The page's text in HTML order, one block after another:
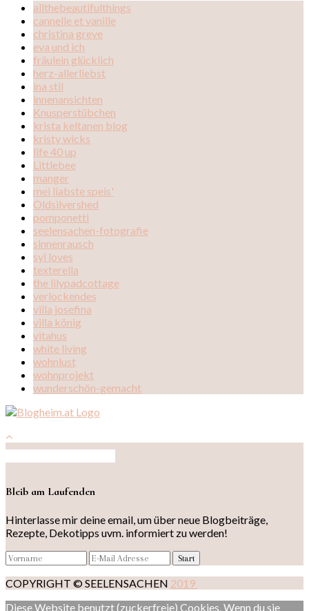
allthebeautifulthings
cannelle et vanille
christina greve
eva und ich
fräulein glücklich
herz-allerliebst
ina stil
innenansichten
Knusperstübchen
krista keltanen blog
kristy wicks
life 40 up
Littlebee
manger
mei liabste speis'
Oldsilvershed
pomponetti
seelensachen-fotografie
sinnenrausch
syl loves
texterella
the lilypadcottage
verlockendes
villa josefina
villa könig
vitahus
white living
wohnlust
wohnprojekt
wunderschön-gemacht
Bleib am Laufenden
Hinterlasse mir deine email, um über neue Blogbeiträge,
Rezepte, Dekotipps uvm. informiert zu werden!
COPYRIGHT © SEELENSACHEN 2019
Diese Website benutzt (zuckerfreie) Cookies. Wenn du sie